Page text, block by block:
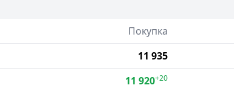
Покупка
11 935
11 920+20